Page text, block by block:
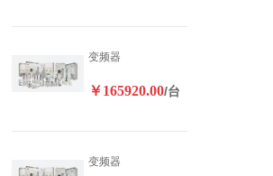
变频器
￥165920.00/台
变频器